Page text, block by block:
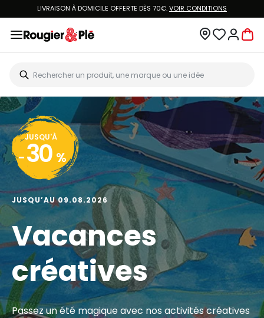
LIVRAISON À DOMICILE OFFERTE DÈS 70€.VOIR CONDITIONS
JUSQU'À
- 30 %
JUSQU’AU 09.08.2026
Vacances
créatives
Passez un été magique avec nos activités créatives